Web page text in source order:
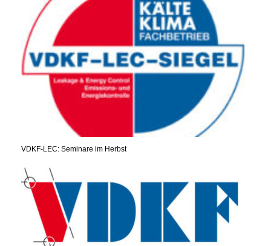
VDKF-LEC: Seminare im Herbst